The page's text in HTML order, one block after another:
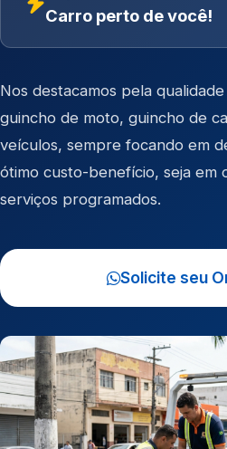
Carro perto de você!
Nos destacamos pela
guincho de moto, guincho de
veículos, sempre focando em
ótimo custo-benefício, seja em
serviços programados.
Solicite seu